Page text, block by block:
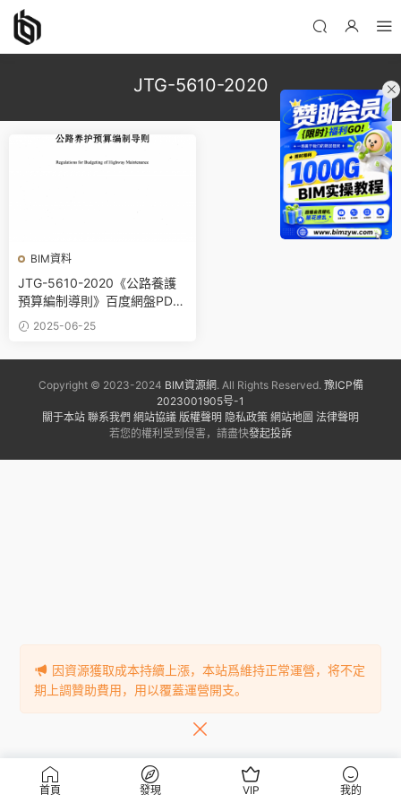
JTG-5610-2020
BIM資料
JTG-5610-2020《公路養護
預算編制導則》百度網盤PDF
下載2025-06-25
Copyright © 2023-2024 BIM資源網. All Rights Reserved. 豫ICP備
2023001905号-1
關于本站 聯系我們 網站協議 版權聲明 隐私政策 網站地圖 法律聲明
若您的權利受到侵害，請盡快發起投訴
首頁 發現 VIP 我的
因資源獲取成本持續上漲，本站爲維持正常運營，将不定
期上調贊助費用，用以覆蓋運營開支。